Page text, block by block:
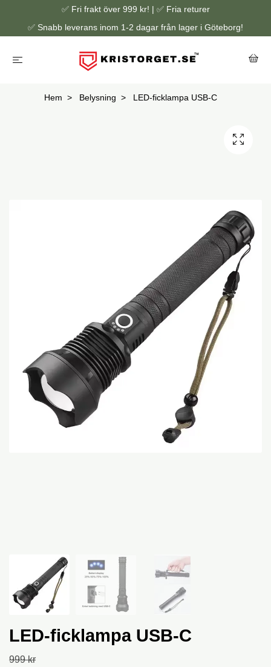
✅ Fri frakt över 999 kr! | ✅ Fria returer
✅ Snabb leverans inom 1-2 dagar från lager i Göteborg!
Hem Belysning LED-ficklampa USB-C
LED-ficklampa USB-C
999 kr